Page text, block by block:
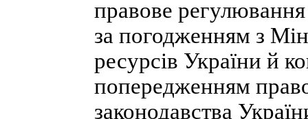
правове регулювання
за погодженням з
ресурсів України й
попередженням
законодавства